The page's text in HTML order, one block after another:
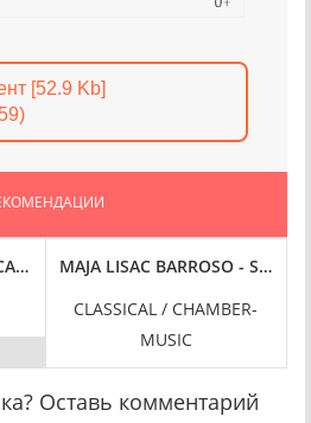
[52.9 Kb]
- WICKED THE SOUNDTRACK [24-
MAJA LISAC BARROSO -
CLASSICAL / CHAMBER-
MUSIC
Оставь комментарий